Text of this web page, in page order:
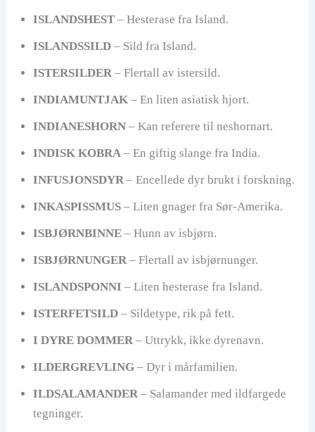
ISLANDSHEST– Hesterase fra Island.
ISLANDSSILD– Sild fra Island.
ISTERSILDER– Flertall av istersild.
INDIAMUNTJAK– En liten asiatisk hjort.
INDIANESHORN– Kan referere til neshornart.
INDISK KOBRA– En giftig slange fra India.
INFUSJONSDYR– Encellede dyr brukt i forskning.
INKASPISSMUS– Liten gnager fra Sør-Amerika.
ISBJØRNBINNE– Hunn av isbjørn.
ISBJØRNUNGER– Flertall av isbjørnunger.
ISLANDSPONNI – Liten hesterase fra Island.
ISTERFETSILD– Sildetype, rik på fett.
I DYRE DOMMER– Uttrykk, ikke dyrenavn.
ILDERGREVLING– Dyr i mårfamilien.
ILDSALAMANDER– Salamander med ildfargede
tegninger.